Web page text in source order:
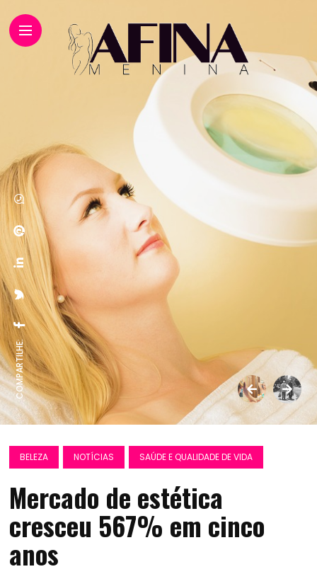
COMPARTILHE:
BELEZA NOTÍCIAS SAÚDE E QUALIDADE DE VIDA
Mercado de estética
cresceu 567% em cinco
anos